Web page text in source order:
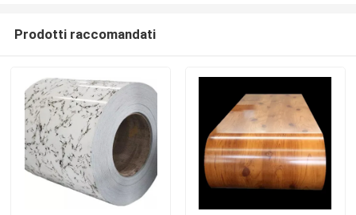
Prodotti raccomandati